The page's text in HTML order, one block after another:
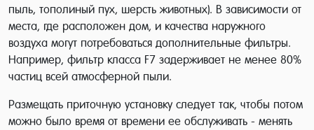
пыль, тополиный пух, шерсть животных). В зависимости от
места, где расположен дом, и качества наружного
воздуха могут потребоваться дополнительные фильтры.
Например, фильтр класса F7 задерживает не менее 80%
частиц всей атмосферной пыли.
Размещать приточную установку следует так, чтобы потом
можно было время от времени ее обслуживать - менять